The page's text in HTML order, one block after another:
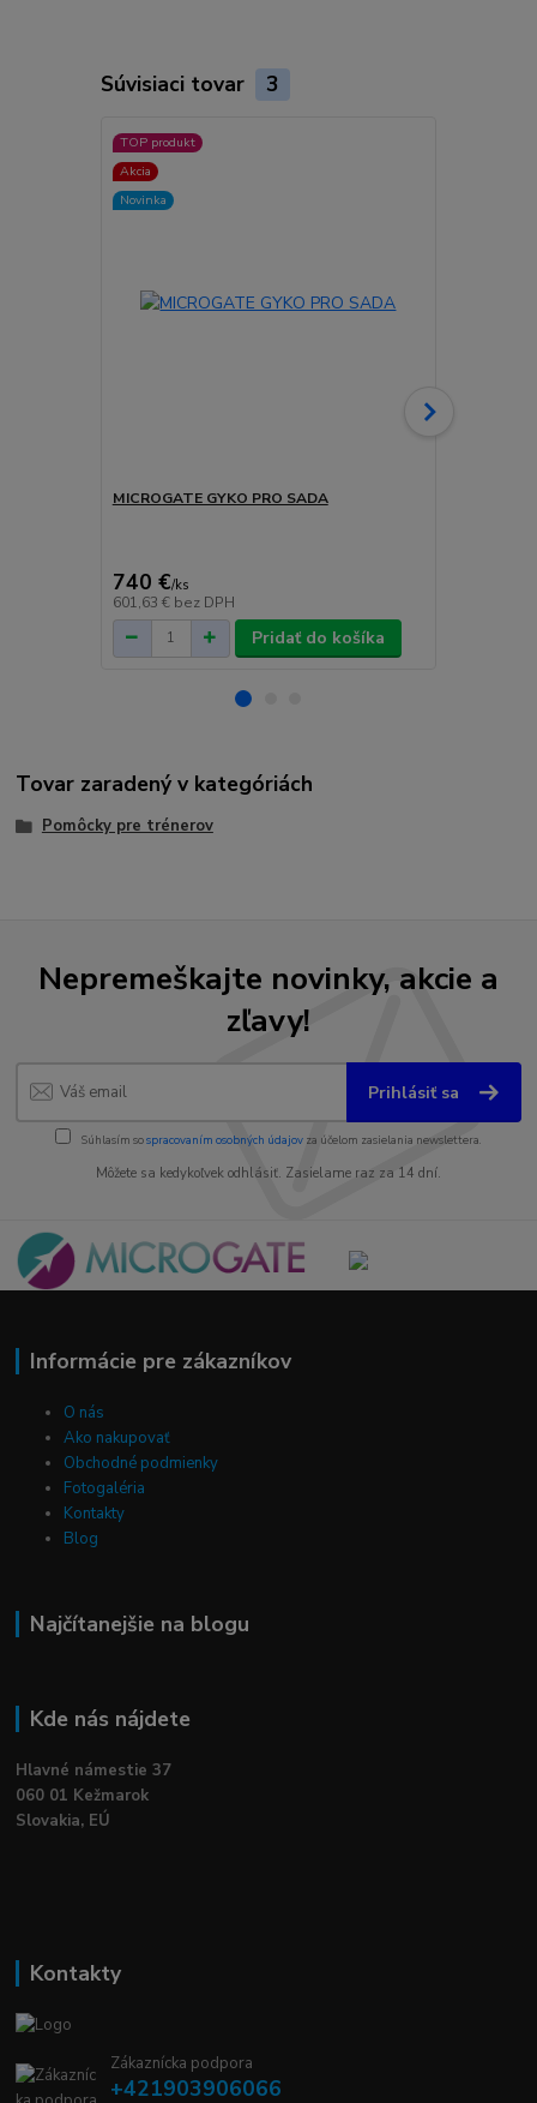
Súvisiaci tovar 3
TOP produkt
Akcia
Novinka
MICROGATE GYKO PRO SADA
740 €/ks
601,63 € bez DPH
Pridať do košíka
Tovar zaradený v kategóriách
Pomôcky pre trénerov
Nepremeškajte novinky, akcie a
zľavy!
Prihlásiť sa
Súhlasím sospracovaním osobných údajov za účelom zasielania newslettera.
Môžete sa kedykoľvek odhlásiť. Zasielame raz za 14 dní.
Informácie pre zákazníkov
O nás
Ako nakupovať
Obchodné podmienky
Fotogaléria
Kontakty
Blog
Najčítanejšie na blogu
Kde nás nájdete
Hlavné námestie 37
060 01 Kežmarok
Slovakia, EÚ
Kontakty
Zákaznícka podpora
+421903906066